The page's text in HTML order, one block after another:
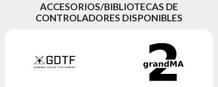
ACCESORIOS/BIBLIOTECAS DE
CONTROLADORES DISPONIBLES